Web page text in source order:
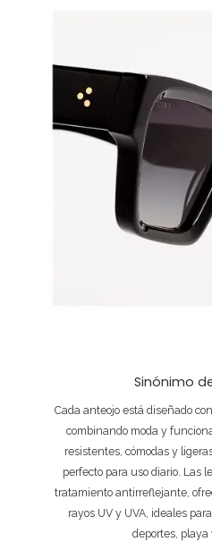
Sinónimo
Cada anteojo está diseñado
combinando moda y
resistentes, cómodas y
perfecto para uso diario. Las
tratamiento antirreflejante,
rayos UV y UVA, ideales
deportes,